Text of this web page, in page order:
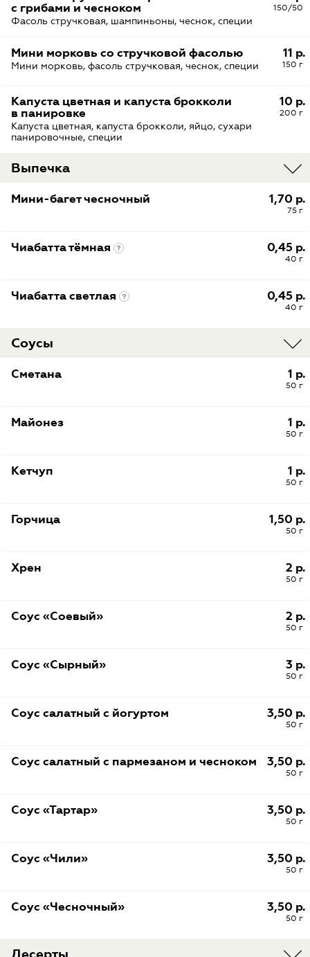
150/50
с грибами и чесноком
Фасоль стручковая, шампиньоны, чеснок, специи
11 р.
150 г
Мини морковь со стручковой фасолью
Мини морковь, фасоль стручковая, чеснок, специи
10 р.
200 г
Капуста цветная и капуста брокколи
в панировке
Капуста цветная, капуста брокколи, яйцо, сухари
панировочные, специи
Выпечка
1,70 р.
75 г
Мини-багет чесночный
0,45 р.
40 г
Чиабатта тёмная
0,45 р.
40 г
Чиабатта светлая
Соусы
1 р.
50 г
Сметана
1 р.
50 г
Майонез
1 р.
50 г
Кетчуп
1,50 р.
50 г
Горчица
2 р.
50 г
Хрен
2 р.
50 г
Соус «Соевый»
3 р.
50 г
Соус «Сырный»
3,50 р.
50 г
Соус салатный с йогуртом
3,50 р.
50 г
Соус салатный с пармезаном и чесноком
3,50 р.
50 г
Соус «Тартар»
3,50 р.
50 г
Соус «Чили»
3,50 р.
50 г
Соус «Чесночный»